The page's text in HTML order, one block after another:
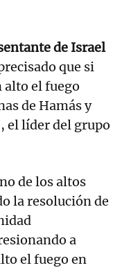
de Israel
que si
alto el fuego
de Hamás y
el líder del grupo
de los altos
la resolución de
a
el fuego en